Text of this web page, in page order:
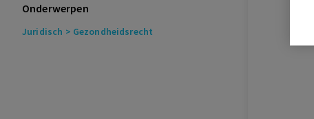
Onderwerpen
Juridisch > Gezondheidsrecht